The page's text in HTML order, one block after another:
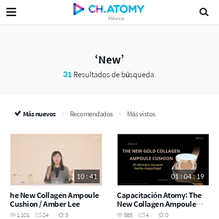
México
New
31 Resultados de búsqueda.
Más nuevos Recomendados Más vistos
10 : 41
he New Collagen Ampoule
Cushion / Amber Lee
1,101 24
3
01 : 04 : 19
Capacitación Atomy: The
New Collagen Ampoule
Cushion
585 4
0